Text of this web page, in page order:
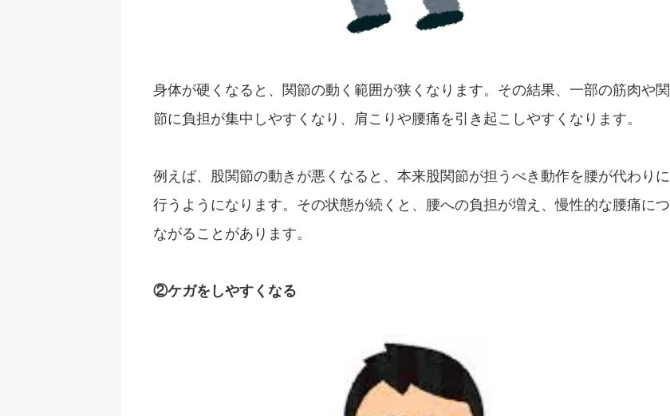
身体が硬くなると、関節の動く範囲が狭くなります。その結果、一部の筋肉や関
節に負担が集中しやすくなり、肩こりや腰痛を引き起こしやすくなります。
例えば、股関節の動きが悪くなると、本来股関節が担うべき動作を腰が代わりに
行うようになります。その状態が続くと、腰への負担が増え、慢性的な腰痛につ
ながることがあります。
②ケガをしやすくなる